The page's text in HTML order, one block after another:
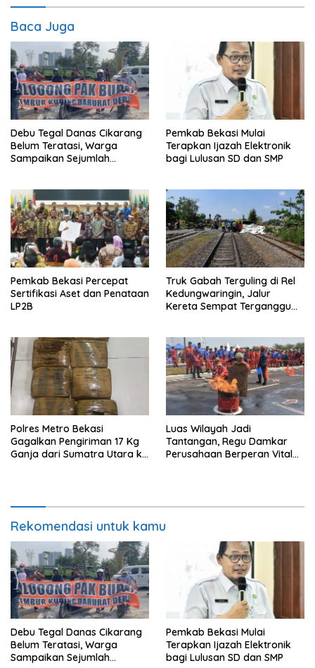
Baca Juga
Debu Tegal Danas Cikarang
Belum Teratasi, Warga
Sampaikan Sejumlah
Pemkab Bekasi Mulai
Terapkan Ijazah Elektronik
bagi Lulusan SD dan SMP
Pemkab Bekasi Percepat
Sertifikasi Aset dan Penataan
LP2B
Truk Gabah Terguling di Rel
Kedungwaringin, Jalur
Kereta Sempat Terganggu
Polres Metro Bekasi
Gagalkan Pengiriman 17 Kg
Ganja dari Sumatra Utara ke
Luas Wilayah Jadi
Tantangan, Regu Damkar
Perusahaan Berperan Vital
Rekomendasi untuk kamu
Debu Tegal Danas Cikarang
Belum Teratasi, Warga
Sampaikan Sejumlah
Pemkab Bekasi Mulai
Terapkan Ijazah Elektronik
bagi Lulusan SD dan SMP